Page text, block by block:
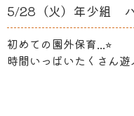
5/28（火）年少組 ハ
初めての園外保育...⭐︎
時間いっぱいたくさん